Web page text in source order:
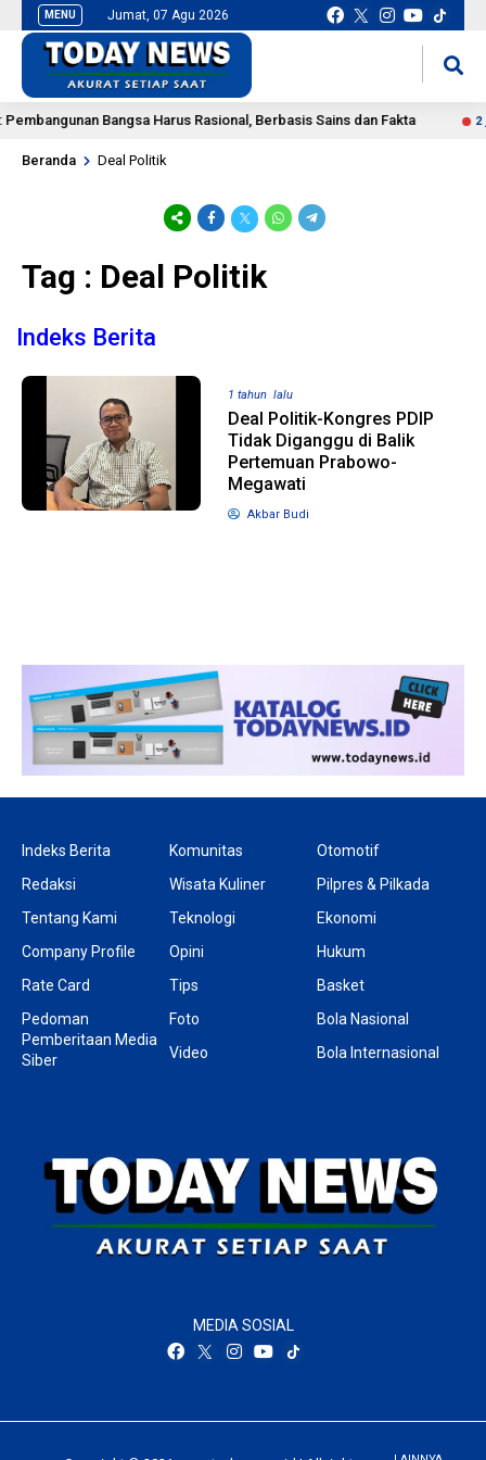
MENU Jumat, 07 Agu 2026
Bangsa Harus Rasional, Berbasis Sains dan Fakta 2
Beranda Deal Politik
Tag : Deal Politik
Indeks Berita
1 tahun lalu
Deal Politik-Kongres PDIP
Tidak Diganggu di Balik
Pertemuan Prabowo-
Megawati
Akbar Budi
Indeks Berita
Redaksi
Tentang Kami
Company Profile
Rate Card
Pedoman
Pemberitaan Media
Siber
Komunitas
Wisata Kuliner
Teknologi
Opini
Tips
Foto
Video
Otomotif
Pilpres & Pilkada
Ekonomi
Hukum
Basket
Bola Nasional
Bola Internasional
MEDIA SOSIAL